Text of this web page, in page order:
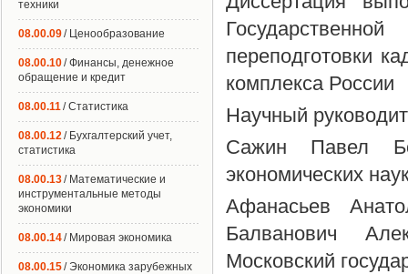
переподготовки
комплекса России
Научный
Сажин Павел
экономических
Афанасьев
Балванович
Московский
техники
08.00.09/ Ценообразование
08.00.10/ Финансы, денежное
обращение и кредит
08.00.11/ Статистика
08.00.12/ Бухгалтерский учет,
статистика
08.00.13/ Математические и
инструментальные методы
экономики
08.00.14/ Мировая экономика
08.00.15/ Экономика зарубежных